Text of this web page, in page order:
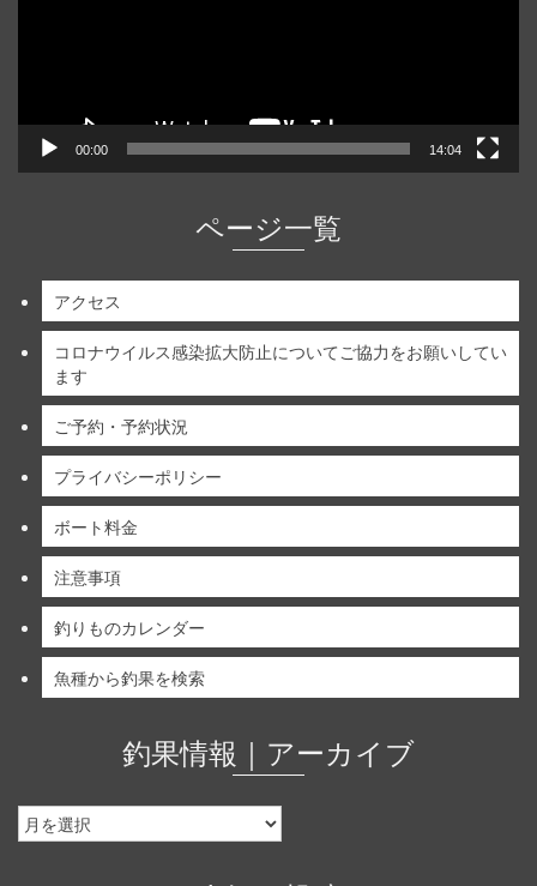
00:00 14:04
ページ一覧
アクセス
コロナウイルス感染拡大防止についてご協力をお願いしてい
ます
ご予約・予約状況
プライバシーポリシー
ボート料金
注意事項
釣りものカレンダー
魚種から釣果を検索
釣果情報｜アーカイブ
釣
果